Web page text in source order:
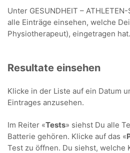
Unter GESUNDHEIT –
alle Einträge einsehen, welche
Physiotherapeut), eingetragen hat.
Resultate einsehen
Klicke in der Liste auf ein Datum
Eintrages anzusehen.
Im Reiter «Tests» siehst Du alle
Batterie gehören. Klicke auf das «
Test zu öffnen. Du siehst, welche